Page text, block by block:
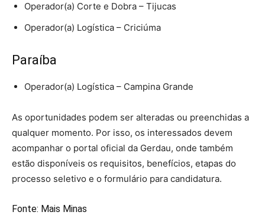
Operador(a) Corte e Dobra – Tijucas
Operador(a) Logística – Criciúma
Paraíba
Operador(a) Logística – Campina Grande
As oportunidades podem ser alteradas ou preenchidas a
qualquer momento. Por isso, os interessados devem
acompanhar o portal oficial da Gerdau, onde também
estão disponíveis os requisitos, benefícios, etapas do
processo seletivo e o formulário para candidatura.
Fonte: Mais Minas